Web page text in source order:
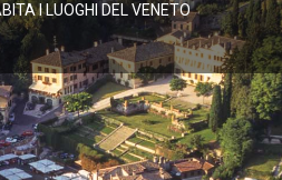
I LUOGHI DEL VENETO